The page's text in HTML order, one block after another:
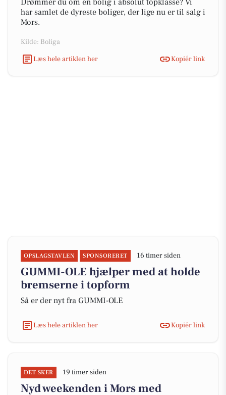
Drømmer du om en bolig i absolut topklasse? Vi
har samlet de dyreste boliger, der lige nu er til salg i
Mors.
Kilde: Boliga
Læs hele artiklen her
Kopiér link
OPSLAGSTAVLEN SPONSORERET 16 timer siden
GUMMI-OLE hjælper med at holde
bremserne i topform
Så er der nyt fra GUMMI-OLE
Læs hele artiklen her Kopiér link
DET SKER 19 timer siden
Nyd weekenden i Mors med